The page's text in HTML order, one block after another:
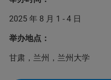
2025 年 8 月 1 - 4 日
举办地点：
甘肃，兰州，兰州大学